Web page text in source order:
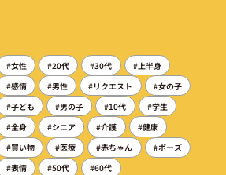
#女性 #20代 #30代
#上半身
#感情
#男性 #リクエスト
#女の子
#子ども
#男の子 #10代
#学生
#全身
#シニア #介護
#健康
#買い物
#医療 #赤ちゃん
#ポーズ
#表情
#50代 #60代